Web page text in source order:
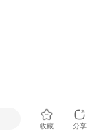
收藏 分享